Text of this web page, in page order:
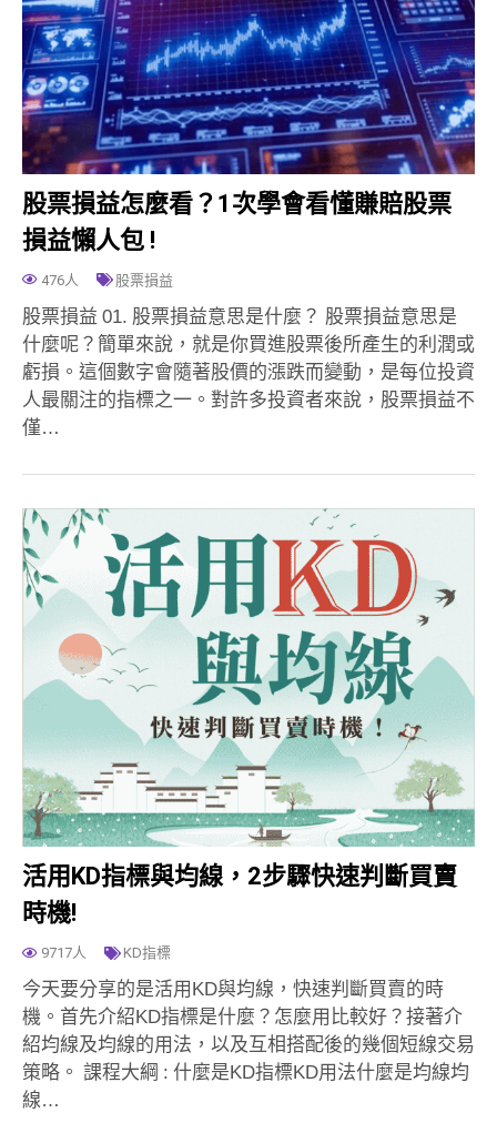
股票損益怎麼看？1次學會看懂賺賠股票
損益懶人包 !
476人 股票損益
股票損益 01. 股票損益意思是什麼？ 股票損益意思是
什麼呢？簡單來說，就是你買進股票後所產生的利潤或
虧損。這個數字會隨著股價的漲跌而變動，是每位投資
人最關注的指標之一。對許多投資者來說，股票損益不
僅…
活用KD指標與均線，2步驟快速判斷買賣
時機!
9717人 KD指標
今天要分享的是活用KD與均線，快速判斷買賣的時
機。首先介紹KD指標是什麼？怎麼用比較好？接著介
紹均線及均線的用法，以及互相搭配後的幾個短線交易
策略。 課程大綱 : 什麼是KD指標KD用法什麼是均線均
線…